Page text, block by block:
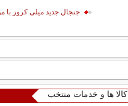
جنجال جدید میلی کروز
کالا ها و خدمات منتخب